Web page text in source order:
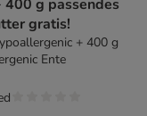
400 g passendes
gratis!
+ 400 g
Ente